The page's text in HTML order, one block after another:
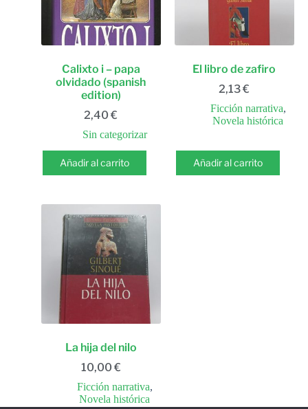
Calixto i – papa
olvidado (spanish
edition)
2,40€
Sin categorizar
Añadir al carrito
El libro de zafiro
2,13€
Ficción narrativa,
Novela histórica
Añadir al carrito
La hija del nilo
10,00 €
Ficción narrativa,
Novela histórica